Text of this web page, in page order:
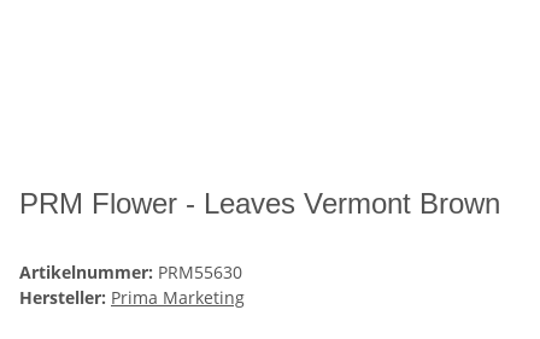
PRM Flower - Leaves Vermont Brown
Artikelnummer: PRM55630
Hersteller: Prima Marketing